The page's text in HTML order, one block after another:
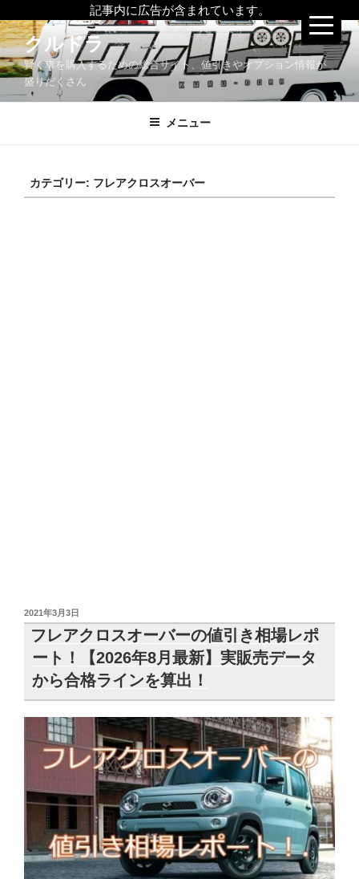
記事内に広告が含まれています。
コ
ン
テ
ツ
クルドラ
賢く車を購入するための総合サイト、値引きやオプション情報が
盛りだくさん
メニュー
カテゴリー: フレアクロスオーバー
投
稿
日:
2021年3月3日
フレアクロスオーバーの値引き相場レポ
ート！【2026年8月最新】実販売データ
から合格ラインを算出！